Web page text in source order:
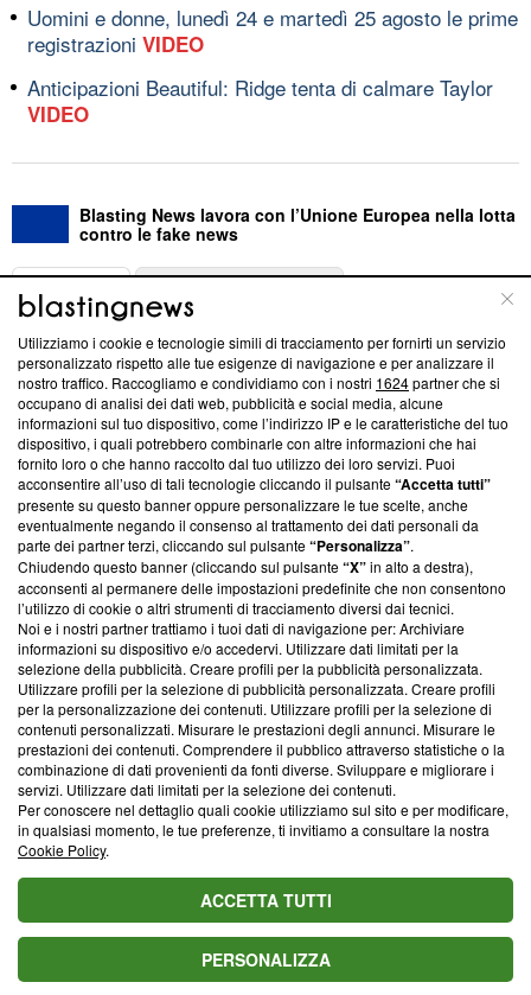
Uomini e donne, lunedì 24 e martedì 25 agosto le prime
registrazioni VIDEO
Anticipazioni Beautiful: Ridge tenta di calmare Taylor
VIDEO
Blasting News lavora con l’Unione Europea nella lotta
contro le fake news
ABOUT
Questa sezione offre informazioni trasparenti su Blasting
News, sui nostri processi editoriali e su come ci impegniamo a
creare news di qualità. Inoltre, afferma la nostra aderenza a
‘Trust Project - News with Integrity’Blasting News non è
ancora membro del programma, ma ha richiesto di farne
parte; Trust Project non ha ancora effettuato una verifica di
conformità agli standard.
Su di noi
Team editoriale
Corporate
Redazione
Informativa Privacy
Cookie Policy
Blasting SA, IDI CHE-247.845.224, Via Carlo Frasca, 3 - 6900
Lugano (Svizzera) Tel:+39 0690258937
© 2026 Blasting News
Utilizziamo i cookie e tecnologie simili di tracciamento per fornirti un servizio
personalizzato rispetto alle tue esigenze di navigazione e per analizzare il
nostro traffico. Raccogliamo e condividiamo con i nostri 1624partner che si
occupano di analisi dei dati web, pubblicità e social media, alcune
informazioni sul tuo dispositivo, come l’indirizzo IP e le caratteristiche del tuo
dispositivo, i quali potrebbero combinarle con altre informazioni che hai
fornito loro o che hanno raccolto dal tuo utilizzo dei loro servizi. Puoi
acconsentire all’uso di tali tecnologie cliccando il pulsante“Accetta tutti”
presente su questo banner oppure personalizzare le tue scelte, anche
eventualmente negando il consenso al trattamento dei dati personali da
parte dei partner terzi, cliccando sul pulsante“Personalizza”.
Chiudendo questo banner (cliccando sul pulsante“X”in alto a destra),
acconsenti al permanere delle impostazioni predefinite che non consentono
l’utilizzo di cookie o altri strumenti di tracciamento diversi dai tecnici.
Noi e i nostri partner trattiamo i tuoi dati di navigazione per: Archiviare
informazioni su dispositivo e/o accedervi. Utilizzare dati limitati per la
selezione della pubblicità. Creare profili per la pubblicità personalizzata.
Utilizzare profili per la selezione di pubblicità personalizzata. Creare profili
per la personalizzazione dei contenuti. Utilizzare profili per la selezione di
contenuti personalizzati. Misurare le prestazioni degli annunci. Misurare le
prestazioni dei contenuti. Comprendere il pubblico attraverso statistiche o la
combinazione di dati provenienti da fonti diverse. Sviluppare e migliorare i
servizi. Utilizzare dati limitati per la selezione dei contenuti.
Per conoscere nel dettaglio quali cookie utilizziamo sul sito e per modificare,
in qualsiasi momento, le tue preferenze, ti invitiamo a consultare la nostra
Cookie Policy.
ACCETTA TUTTI
PERSONALIZZA